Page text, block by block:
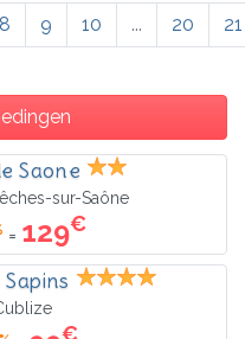
8 9 10 ... 20 21
Saone
sur-Saône
= 129€